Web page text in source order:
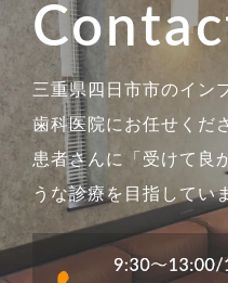
三重県四日市市のイン
歯科医院にお任せくだ
患者さんに「受けて良
うな診療を目指してい